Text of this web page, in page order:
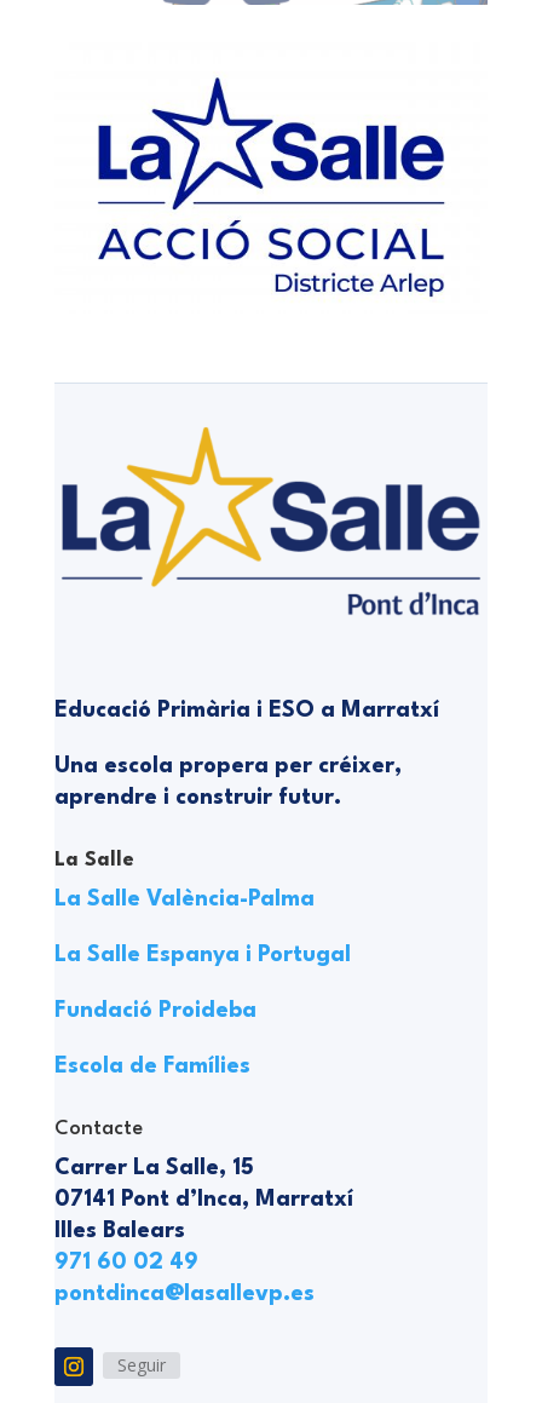
Educació Primària i ESO a Marratxí
Una escola propera per créixer,
aprendre i construir futur.
La Salle
La Salle València-Palma
La Salle Espanya i Portugal
Fundació Proideba
Escola de Famílies
Contacte
Carrer La Salle, 15
07141 Pont d’Inca, Marratxí
Illes Balears
971 60 02 49
pontdinca@lasallevp.es
Seguir